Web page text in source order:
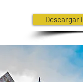
Descargar